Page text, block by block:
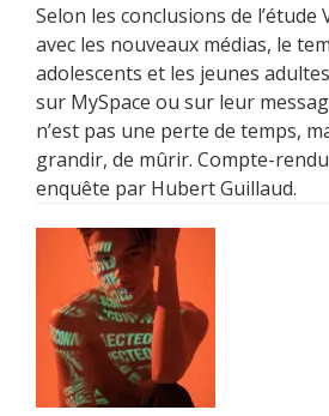
Selon les conclusions de
avec les nouveaux médias, le
adolescents et les jeunes
sur MySpace ou sur leur
n’est pas une perte de temps,
grandir, de mûrir. Compte-
enquête par Hubert Guillaud.